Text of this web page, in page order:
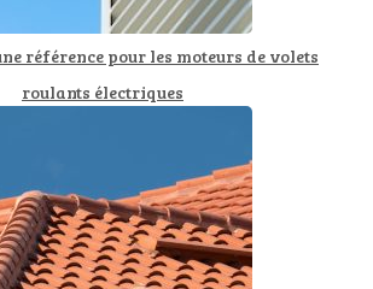
référence pour les moteurs de volets
roulants électriques